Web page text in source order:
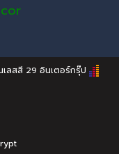
ลสสี 29 อินเตอร์กรุ๊ป